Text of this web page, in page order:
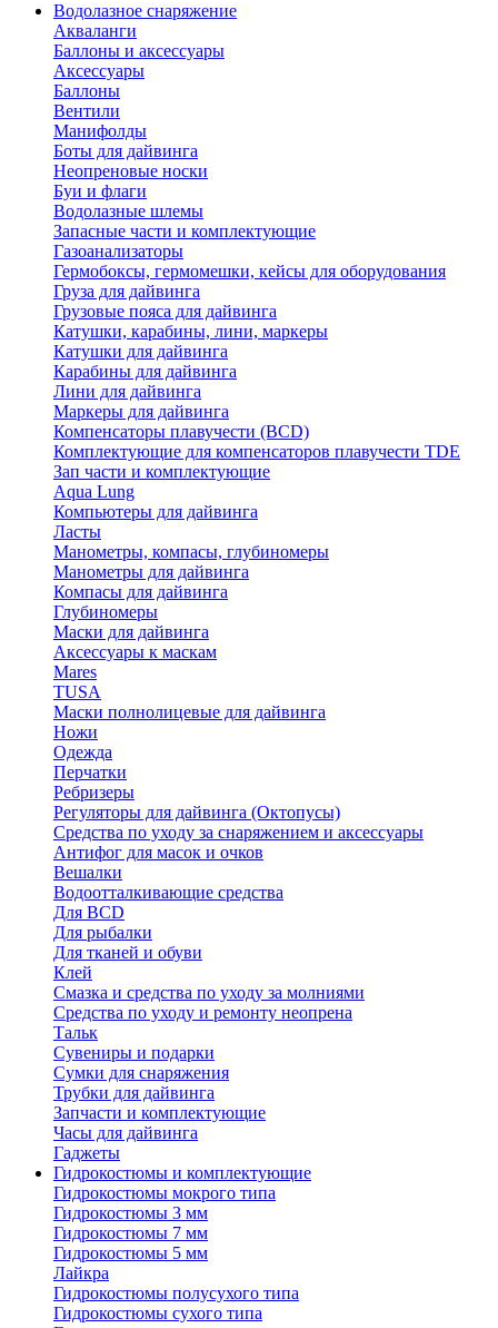
Водолазное снаряжение
Акваланги
Баллоны и аксессуары
Аксессуары
Баллоны
Вентили
Манифолды
Боты для дайвинга
Неопреновые носки
Буи и флаги
Водолазные шлемы
Запасные части и комплектующие
Газоанализаторы
Гермобоксы, гермомешки, кейсы для оборудования
Груза для дайвинга
Грузовые пояса для дайвинга
Катушки, карабины, лини, маркеры
Катушки для дайвинга
Карабины для дайвинга
Лини для дайвинга
Маркеры для дайвинга
Компенсаторы плавучести (BCD)
Комплектующие для компенсаторов плавучести TDE
Зап части и комплектующие
Aqua Lung
Компьютеры для дайвинга
Ласты
Манометры, компасы, глубиномеры
Манометры для дайвинга
Компасы для дайвинга
Глубиномеры
Маски для дайвинга
Аксессуары к маскам
Mares
TUSA
Маски полнолицевые для дайвинга
Ножи
Одежда
Перчатки
Ребризеры
Регуляторы для дайвинга (Октопусы)
Средства по уходу за снаряжением и аксессуары
Антифог для масок и очков
Вешалки
Водоотталкивающие средства
Для BCD
Для рыбалки
Для тканей и обуви
Клей
Смазка и средства по уходу за молниями
Средства по уходу и ремонту неопрена
Тальк
Сувениры и подарки
Сумки для снаряжения
Трубки для дайвинга
Запчасти и комплектующие
Часы для дайвинга
Гаджеты
Гидрокостюмы и комплектующие
Гидрокостюмы мокрого типа
Гидрокостюмы 3 мм
Гидрокостюмы 7 мм
Гидрокостюмы 5 мм
Лайкра
Гидрокостюмы полусухого типа
Гидрокостюмы сухого типа